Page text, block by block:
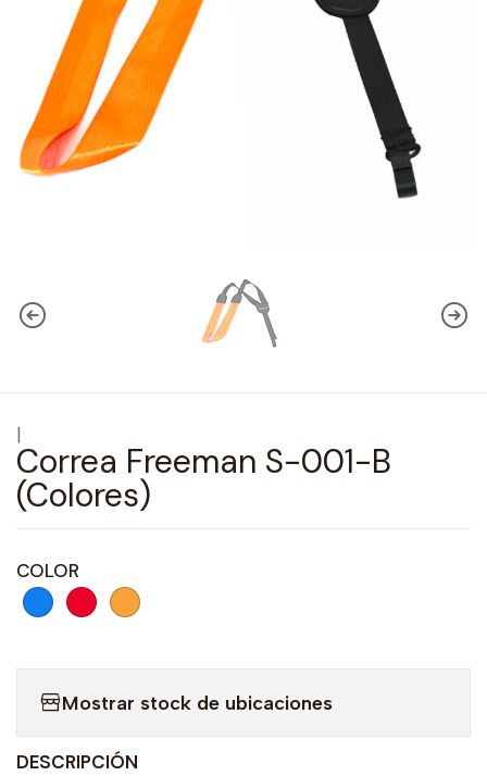
|
Correa Freeman S-001-B
(Colores)
COLOR
Mostrar stock de ubicaciones
DESCRIPCIÓN